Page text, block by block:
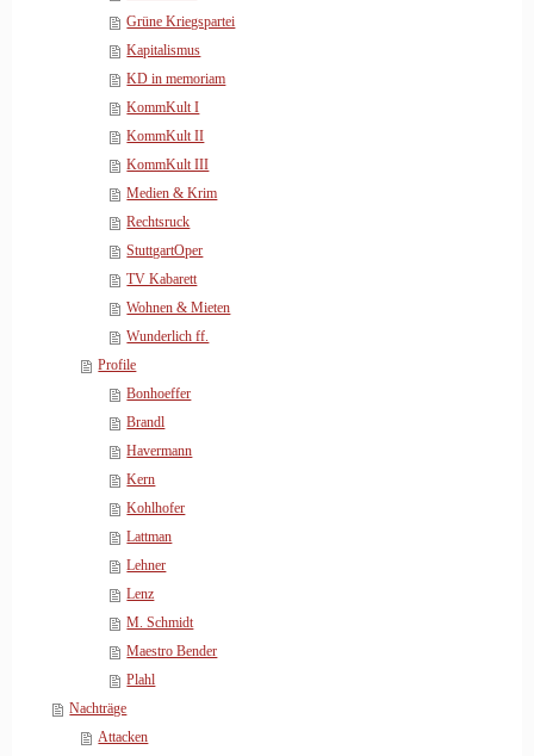
Grüne Kriegspartei
Kapitalismus
KD in memoriam
KommKult I
KommKult II
KommKult III
Medien & Krim
Rechtsruck
StuttgartOper
TV Kabarett
Wohnen & Mieten
Wunderlich ff.
Profile
Bonhoeffer
Brandl
Havermann
Kern
Kohlhofer
Lattman
Lehner
Lenz
M. Schmidt
Maestro Bender
Plahl
Nachträge
Attacken